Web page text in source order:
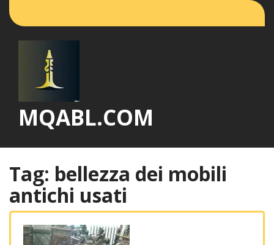
MQABL.COM
Tag: bellezza dei mobili
antichi usati